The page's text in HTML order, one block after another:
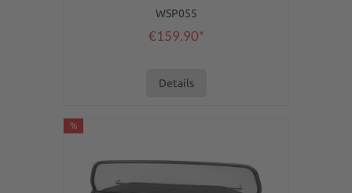
WSP055
€159.90*
Details
%